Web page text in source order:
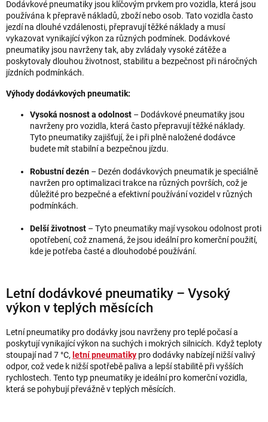
Dodávkové pneumatiky jsou klíčovým prvkem pro vozidla, která jsou
používána k přepravě nákladů, zboží nebo osob. Tato vozidla často
jezdí na dlouhé vzdálenosti, přepravují těžké náklady a musí
vykazovat vynikající výkon za různých podmínek. Dodávkové
pneumatiky jsou navrženy tak, aby zvládaly vysoké zátěže a
poskytovaly dlouhou životnost, stabilitu a bezpečnost při náročných
jízdních podmínkách.
Výhody dodávkových pneumatik:
Vysoká nosnost a odolnost – Dodávkové pneumatiky jsou
navrženy pro vozidla, která často přepravují těžké náklady.
Tyto pneumatiky zajišťují, že i při plně naložené dodávce
budete mít stabilní a bezpečnou jízdu.
Robustní dezén – Dezén dodávkových pneumatik je speciálně
navržen pro optimalizaci trakce na různých površích, což je
důležité pro bezpečné a efektivní používání vozidel v různých
podmínkách.
Delší životnost – Tyto pneumatiky mají vysokou odolnost proti
opotřebení, což znamená, že jsou ideální pro komerční použití,
kde je potřeba časté a dlouhodobé používání.
Letní dodávkové pneumatiky – Vysoký
výkon v teplých měsících
Letní pneumatiky pro dodávky jsou navrženy pro teplé počasí a
poskytují vynikající výkon na suchých i mokrých silnicích. Když teploty
stoupají nad 7 °C, letní pneumatiky pro dodávky nabízejí nižší valivý
odpor, což vede k nižší spotřebě paliva a lepší stabilitě při vyšších
rychlostech. Tento typ pneumatiky je ideální pro komerční vozidla,
která se pohybují převážně v teplých měsících.